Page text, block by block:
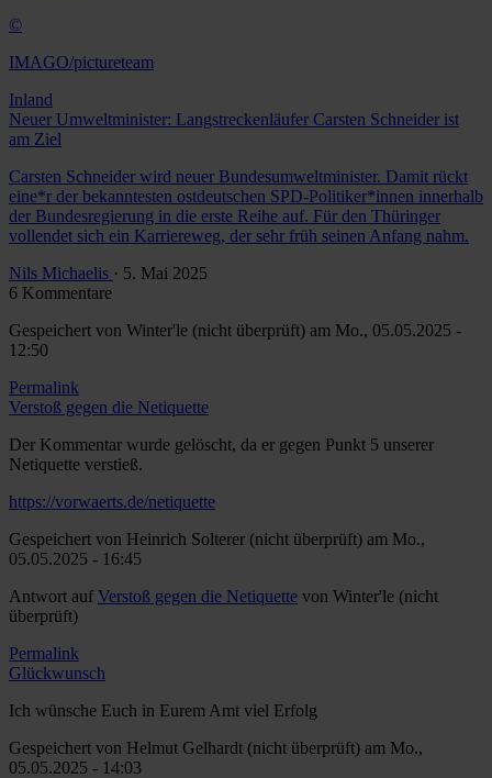
©
IMAGO/pictureteam
Inland
Neuer Umweltminister: Langstreckenläufer Carsten Schneider ist
am Ziel
Carsten Schneider wird neuer Bundesumweltminister. Damit rückt
eine*r der bekanntesten ostdeutschen SPD-Politiker*innen innerhalb
der Bundesregierung in die erste Reihe auf. Für den Thüringer
vollendet sich ein Karriereweg, der sehr früh seinen Anfang nahm.
Nils Michaelis · 5. Mai 2025
6 Kommentare
Gespeichert von Winter'le (nicht überprüft) am Mo., 05.05.2025 -
12:50
Permalink
Verstoß gegen die Netiquette
Der Kommentar wurde gelöscht, da er gegen Punkt 5 unserer
Netiquette verstieß.
https://vorwaerts.de/netiquette
Gespeichert von Heinrich Solterer (nicht überprüft) am Mo.,
05.05.2025 - 16:45
Antwort auf Verstoß gegen die Netiquette von Winter'le (nicht
überprüft)
Permalink
Glückwunsch
Ich wünsche Euch in Eurem Amt viel Erfolg
Gespeichert von Helmut Gelhardt (nicht überprüft) am Mo.,
05.05.2025 - 14:03